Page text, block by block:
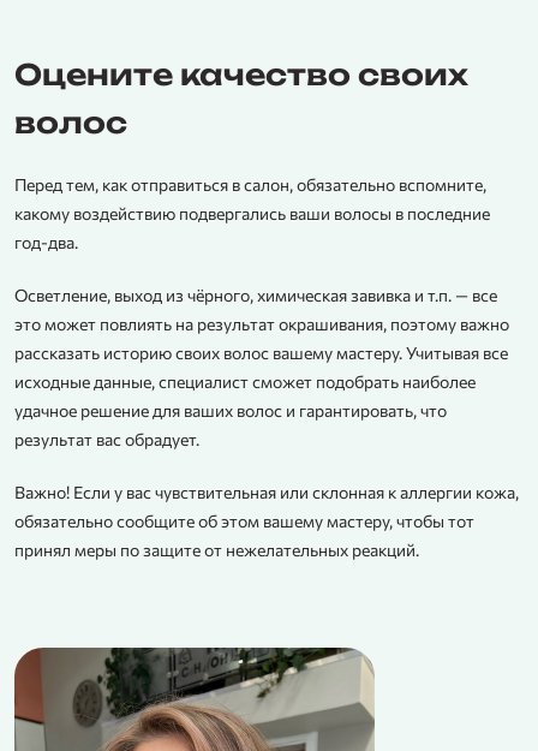
Оцените качество своих
волос
Перед тем, как отправиться в салон, обязательно вспомните,
какому воздействию подвергались ваши волосы в последние
год-два.
Осветление, выход из чёрного, химическая завивка и т.п. — все
это может повлиять на результат окрашивания, поэтому важно
рассказать историю своих волос вашему мастеру. Учитывая все
исходные данные, специалист сможет подобрать наиболее
удачное решение для ваших волос и гарантировать, что
результат вас обрадует.
Важно! Если у вас чувствительная или склонная к аллергии кожа,
обязательно сообщите об этом вашему мастеру, чтобы тот
принял меры по защите от нежелательных реакций.